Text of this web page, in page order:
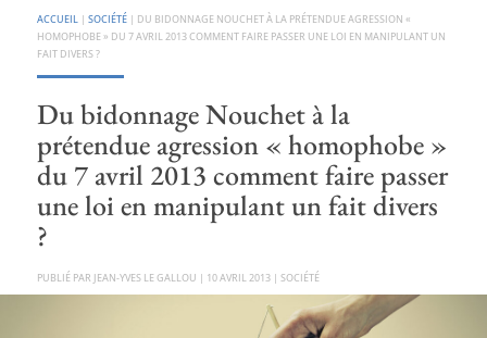
ACCUEIL | SOCIÉTÉ| DU BIDONNAGE NOUCHET À LA PRÉTENDUE AGRESSION «
HOMOPHOBE » DU 7 AVRIL 2013 COMMENT FAIRE PASSER UNE LOI EN MANIPULANT UN
FAIT DIVERS ?
Du bidonnage Nouchet à la
prétendue agression « homophobe »
du 7 avril 2013 comment faire passer
une loi en manipulant un fait divers
?
PAR JEAN-YVES LE GALLOU | 10 AVRIL 2013| SOCIÉTÉ